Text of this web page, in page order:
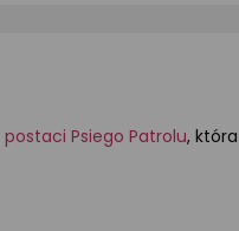
postaci Psiego Patrolu,